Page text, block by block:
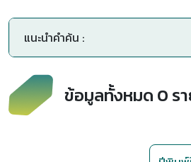
แนะนำคำค้น :
ข้อมูลทั้งหมด 0 ร